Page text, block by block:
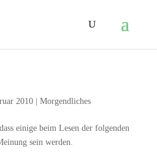
2010| Morgendliches
einige beim Lesen der folgenden
sein werden.